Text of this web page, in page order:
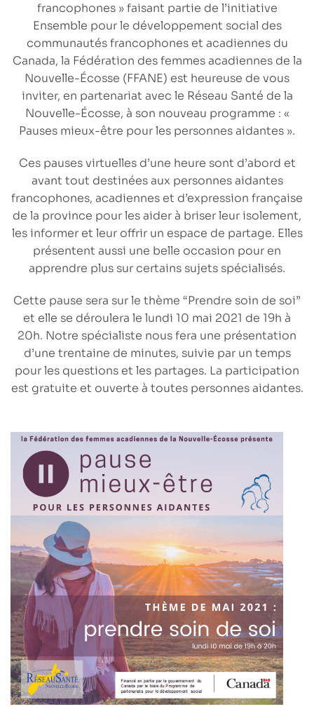
francophones » faisant partie de l’initiative
Ensemble pour le développement social des
communautés francophones et acadiennes du
Canada, la Fédération des femmes acadiennes de la
Nouvelle-Écosse (FFANE) est heureuse de vous
inviter, en partenariat avec le Réseau Santé de la
Nouvelle-Écosse, à son nouveau programme : «
Pauses mieux-être pour les personnes aidantes ».
Ces pauses virtuelles d’une heure sont d’abord et
avant tout destinées aux personnes aidantes
francophones, acadiennes et d’expression française
de la province pour les aider à briser leur isolement,
les informer et leur offrir un espace de partage. Elles
présentent aussi une belle occasion pour en
apprendre plus sur certains sujets spécialisés.
Cette pause sera sur le thème “Prendre soin de soi”
et elle se déroulera le lundi 10 mai 2021 de 19h à
20h. Notre spécialiste nous fera une présentation
d’une trentaine de minutes, suivie par un temps
pour les questions et les partages. La participation
est gratuite et ouverte à toutes personnes aidantes.